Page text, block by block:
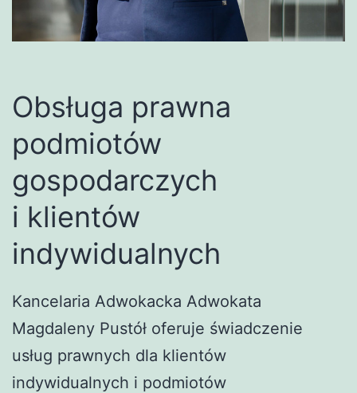
Obsługa prawna
podmiotów
gospodarczych
i klientów
indywidualnych
Kancelaria Adwokacka Adwokata
Magdaleny Pustół oferuje świadczenie
usług prawnych dla klientów
indywidualnych i podmiotów